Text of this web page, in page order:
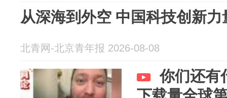
从深海到外空 中国科技创新力
北青网-北京青年报 2026-08-08
你们还有